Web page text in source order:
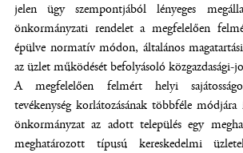
jelen ügy szempontjából lényeges
önkormányzati rendelet a megfelelően
épülve normatív módon, általános
az üzlet működését befolyásoló közgazdasági-
A megfelelően felmért helyi
tevékenység korlátozásának többféle
önkormányzat az adott település egy
meghatározott típusú kereskedelmi